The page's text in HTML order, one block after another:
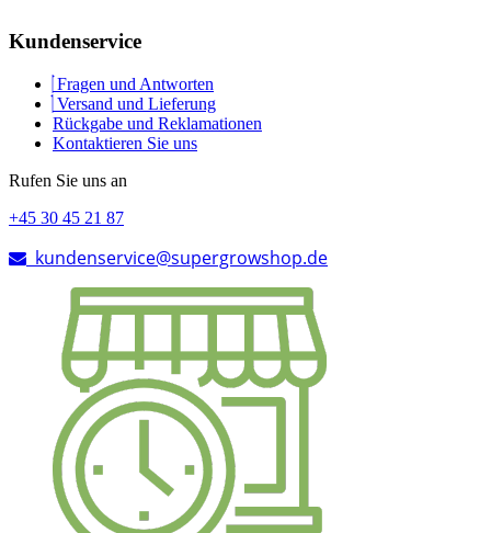
Kundenservice
Fragen und Antworten
Versand und Lieferung
Rückgabe und Reklamationen
Kontaktieren Sie uns
Rufen Sie uns an
+45 30 45 21 87
kundenservice@supergrowshop.de